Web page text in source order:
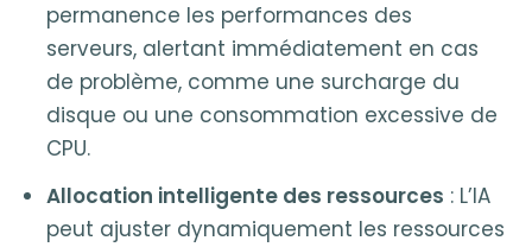
permanence les performances des
serveurs, alertant immédiatement en cas
de problème, comme une surcharge du
disque ou une consommation excessive de
CPU.
Allocation intelligente des ressources : L’IA
peut ajuster dynamiquement les ressources